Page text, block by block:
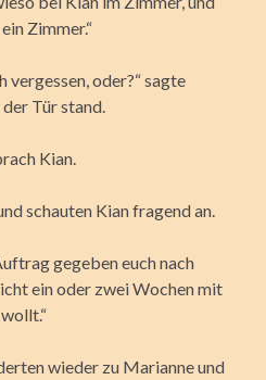
Zimmer.“
vergessen, oder?“ sagte
Tür stand.
Kian.
schauten Kian fragend an.
gegeben euch nach
ein oder zwei Wochen mit
wieder zu Marianne und